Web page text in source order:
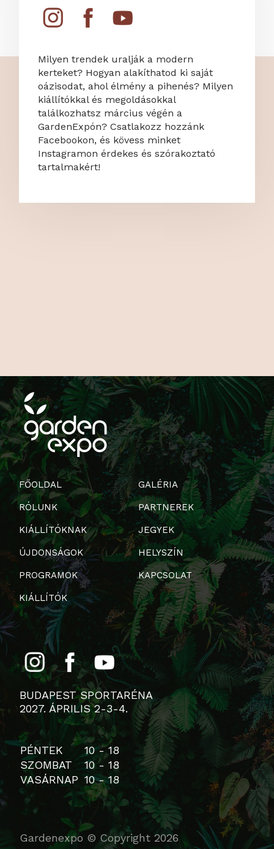
Milyen trendek uralják a modern
kerteket? Hogyan alakíthatod ki saját
oázisodat, ahol élmény a pihenés? Milyen
kiállítókkal és megoldásokkal
találkozhatsz március végén a
GardenExpón? Csatlakozz hozzánk
Facebookon, és kövess minket
Instagramon érdekes és szórakoztató
tartalmakért!
FŐOLDAL
RÓLUNK
KIÁLLÍTÓKNAK
ÚJDONSÁGOK
PROGRAMOK
KIÁLLÍTÓK
GALÉRIA
PARTNEREK
JEGYEK
HELYSZÍN
KAPCSOLAT
BUDAPEST SPORTARÉNA
2027. ÁPRILIS 2-3-4.
PÉNTEK
10 - 18
SZOMBAT
10 - 18
VASÁRNAP 10 - 18
Gardenexpo © Copyright 2026